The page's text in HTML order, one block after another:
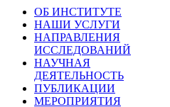
ОБ ИНСТИТУТЕ
НАШИ УСЛУГИ
НАПРАВЛЕНИЯ
ИССЛЕДОВАНИЙ
НАУЧНАЯ
ДЕЯТЕЛЬНОСТЬ
ПУБЛИКАЦИИ
МЕРОПРИЯТИЯ